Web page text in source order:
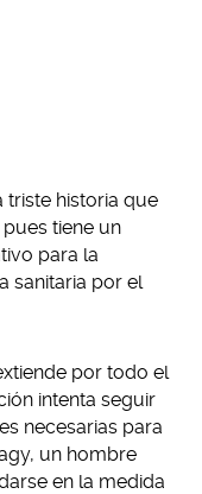
triste historia que
tiene un
para la
sanitaria por el
por todo el
intenta seguir
necesarias para
un hombre
en la medida